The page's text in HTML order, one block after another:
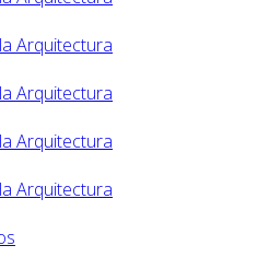
Arquitectura
Arquitectura
Arquitectura
Arquitectura